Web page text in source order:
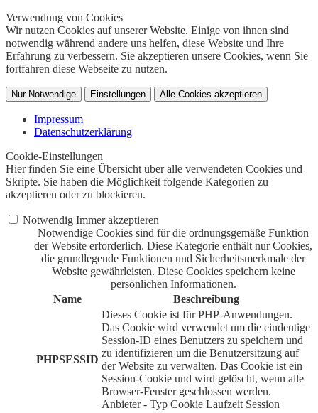
Verwendung von Cookies
Wir nutzen Cookies auf unserer Website. Einige von ihnen sind
notwendig während andere uns helfen, diese Website und Ihre
Erfahrung zu verbessern. Sie akzeptieren unsere Cookies, wenn Sie
fortfahren diese Webseite zu nutzen.
Nur Notwendige Einstellungen Alle Cookies akzeptieren
Impressum
Datenschutzerklärung
Cookie-Einstellungen
Hier finden Sie eine Übersicht über alle verwendeten Cookies und
Skripte. Sie haben die Möglichkeit folgende Kategorien zu
akzeptieren oder zu blockieren.
Notwendig Immer akzeptieren
Notwendige Cookies sind für die ordnungsgemäße Funktion
der Website erforderlich. Diese Kategorie enthält nur Cookies,
die grundlegende Funktionen und Sicherheitsmerkmale der
Website gewährleisten. Diese Cookies speichern keine
persönlichen Informationen.
Name
Beschreibung
PHPSESSID
Dieses Cookie ist für PHP-Anwendungen.
Das Cookie wird verwendet um die eindeutige
Session-ID eines Benutzers zu speichern und
zu identifizieren um die Benutzersitzung auf
der Website zu verwalten. Das Cookie ist ein
Session-Cookie und wird gelöscht, wenn alle
Browser-Fenster geschlossen werden.
Anbieter - Typ Cookie Laufzeit Session